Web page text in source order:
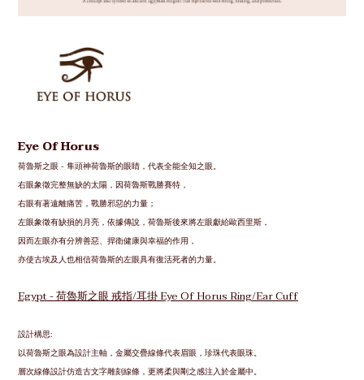
Eye Of Horus
荷魯斯之眼 - 隼頭神荷魯斯的眼睛，代表全能全知之眼。
右眼象徵完整無缺的太陽，因荷魯斯戰勝賽特，
右眼有著遠離痛苦， 戰勝邪惡的力量 ；
左眼象徵有缺損的月亮，依據傳說，荷魯斯後來將左眼獻給歐西里斯，
因而左眼亦有分辨善惡、捍衛健康與幸福的作用，
亦使古埃及人也相信荷魯斯的左眼具有復活死者的力量。
Egypt - 荷魯斯之眼 戒指/耳掛 Eye Of Horus Ring/Ear Cuff
設計構思:
以荷魯斯之眼為設計主軸，金屬交疊線條代表眉眼，珍珠代表眼珠。
層次線條設計仿造古文字雕刻線條，更將柔與剛之感注入於金屬中。